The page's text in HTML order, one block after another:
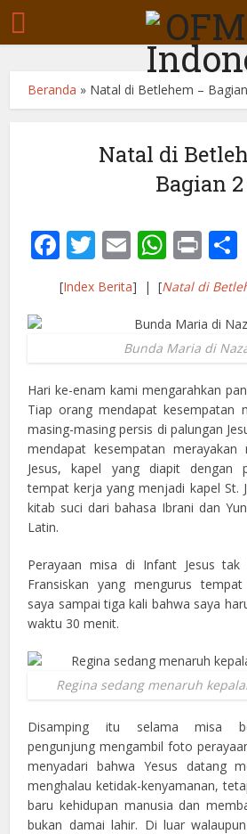
Beranda » Natal di Betlehem –
Natal di
Bagian 2
Facebook
Twitter
EmailPrint
[Index Berita] | [Natal di
Bunda Maria di
Hari ke-enam kami mengarahkan
Tiap orang mendapat kesempatan
masing-masing persis di palungan
mendapat kesempatan
Jesus, kapel yang diapit dengan
tempat kerja yang menjadi kapel St.
kitab suci dari bahasa Ibrani dan
Latin.
Perayaan misa di Infant Jesus tak
Fransiskan yang mengurus
saya sampai tiga kali bahwa saya
waktu 30 menit.
Regina sedang menaruh
Disamping itu selama misa
pengunjung mengambil foto
menyadari bahwa Yesus datang
menghalau ketidak-kenyamanan,
baru kehidupan manusia dan
bukan damai lahir. Di luar